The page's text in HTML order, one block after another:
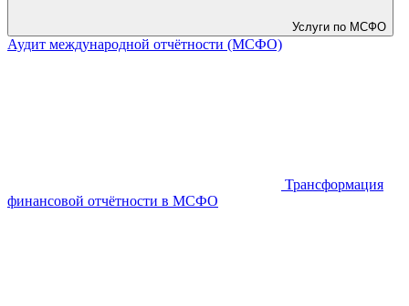
Услуги по МСФО
Аудит международной отчётности (МСФО)
Трансформация
финансовой отчётности в МСФО